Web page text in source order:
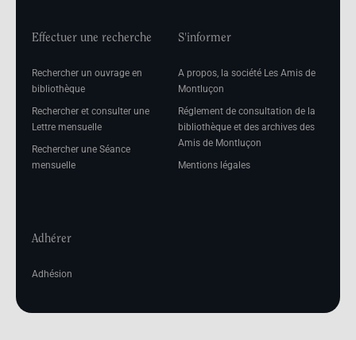
Effectuer une recherche
Rechercher un ouvrage en
bibliothèque
Rechercher et consulter une
Lettre mensuelle
Rechercher une Séance
mensuelle
S'informer
A propos, la société Les Amis de
Montluçon
Réglement de consultation de la
bibliothèque et des archives des
Amis de Montluçon
Mentions légales
Adhérer
Adhésion